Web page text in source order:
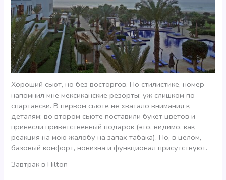
Хороший сьют, но без восторгов. По стилистике, номер
напомнил мне мексиканские резорты: уж слишком по-
спартански. В первом сьюте не хватало внимания к
деталям; во втором сьюте поставили букет цветов и
принесли приветственный подарок (это, видимо, как
реакция на мою жалобу на запах табака). Но, в целом,
базовый комфорт, новизна и функционал присутствуют.
Завтрак в Hilton